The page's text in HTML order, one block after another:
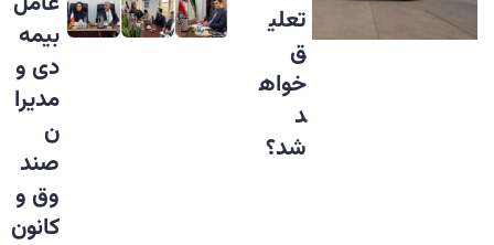
تعلی
ق
خواه
د
شد؟
بیمه
دی و
مدیرا
ن
صند
وق و
کانون